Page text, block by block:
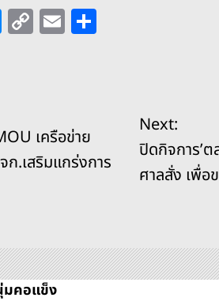
M
e
n
g
er
C
o
Li
n
k
E
m
เครือข่าย
.เสริมแกร่งการ
Next:
ปิดกิจการ’
ศาลสั่ง เพื่อ
มคอแข็ง